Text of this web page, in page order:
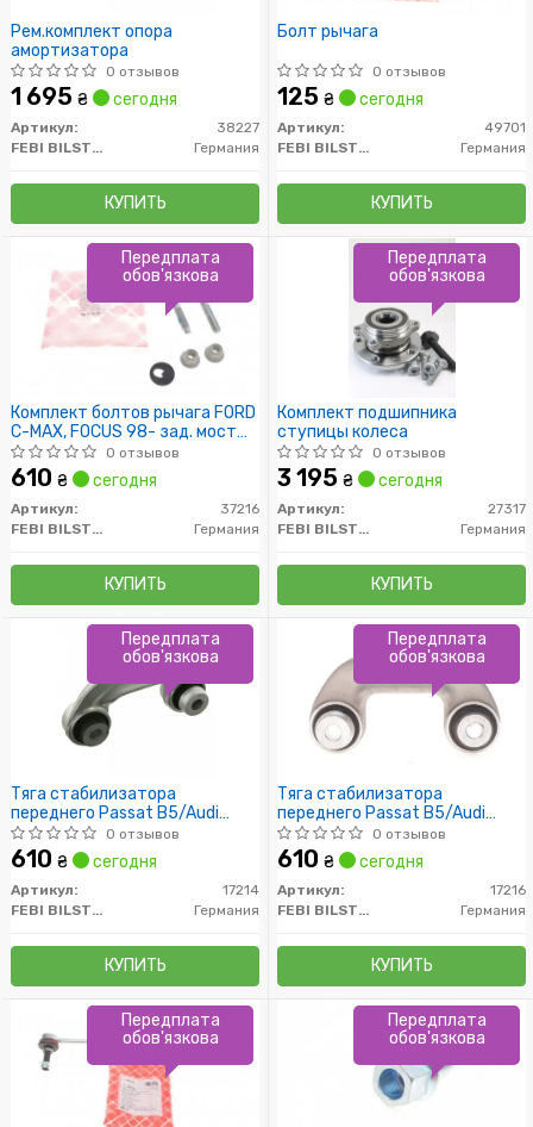
Рем.комплект опора
амортизатора
0 отзывов
1 695 ₴ сегодня
Артикул:
38227
FEBI BILSTEIN
Германия
КУПИТЬ
Болт рычага
0 отзывов
125 ₴ сегодня
Артикул:
49701
FEBI BILSTEIN
Германия
КУПИТЬ
Комплект болтов рычага FORD
C-MAX, FOCUS 98- зад. мост
(Пр-во FEBI)
0 отзывов
610 ₴ сегодня
Артикул:
37216
FEBI BILSTEIN
Германия
КУПИТЬ
Передплата
обов'язкова
Комплект подшипника
ступицы колеса
0 отзывов
3 195 ₴ сегодня
Артикул:
27317
FEBI BILSTEIN
Германия
КУПИТЬ
Передплата
обов'язкова
Тяга стабилизатора
переднего Passat B5/Audi
A4/A6 Пр.
0 отзывов
610 ₴ сегодня
Артикул:
17214
FEBI BILSTEIN
Германия
КУПИТЬ
Передплата
обов'язкова
Тяга стабилизатора
переднего Passat B5/Audi
A4/A6 Л.
0 отзывов
610 ₴ сегодня
Артикул:
17216
FEBI BILSTEIN
Германия
КУПИТЬ
Передплата
обов'язкова
Передплата
обов'язкова
Передплата
обов'язкова